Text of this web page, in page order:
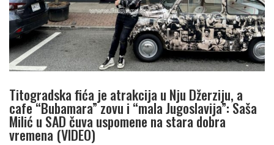
Titogradska fića je atrakcija u Nju Džerziju, a
cafe “Bubamara” zovu i “mala Jugoslavija”: Saša
Milić u SAD čuva uspomene na stara dobra
vremena (VIDEO)